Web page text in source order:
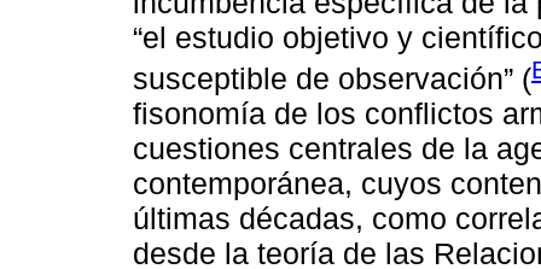
“el estudio objetivo y
susceptible de observación” (
fisonomía de los conflictos
cuestiones centrales de la
contemporánea, cuyos
últimas décadas, como
desde la teoría de las